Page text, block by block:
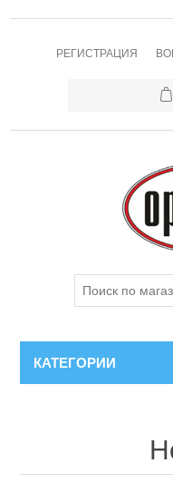
РЕГИСТРАЦИЯ
КАТЕГОРИИ